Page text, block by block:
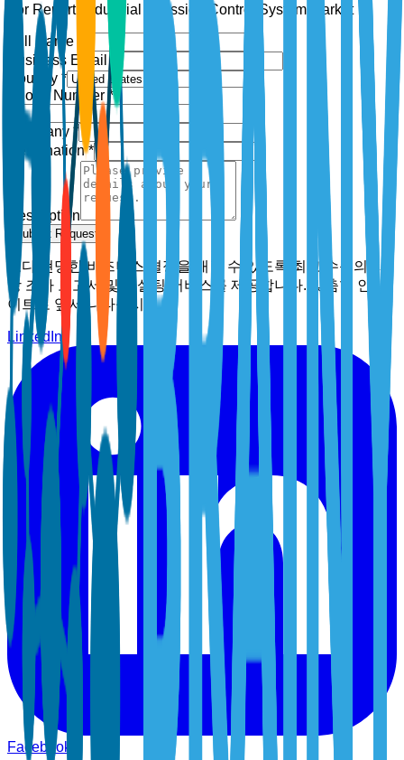
For Report: Industrial Emission Control System Market
Full Name *
Business Email *
Country *
Phone Number *
Company *
Designation *
Description
Submit Request
보다 현명한 비즈니스 결정을 내릴 수 있도록 최고 수준의 시
장 조사 보고서 및 컨설팅 서비스를 제공합니다. 맞춤형 인사
이트로 앞서 나타십시오.
LinkedIn
Facebook